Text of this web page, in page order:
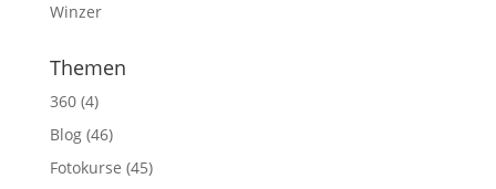
Winzer
Themen
360(4)
Blog(46)
Fotokurse (45)